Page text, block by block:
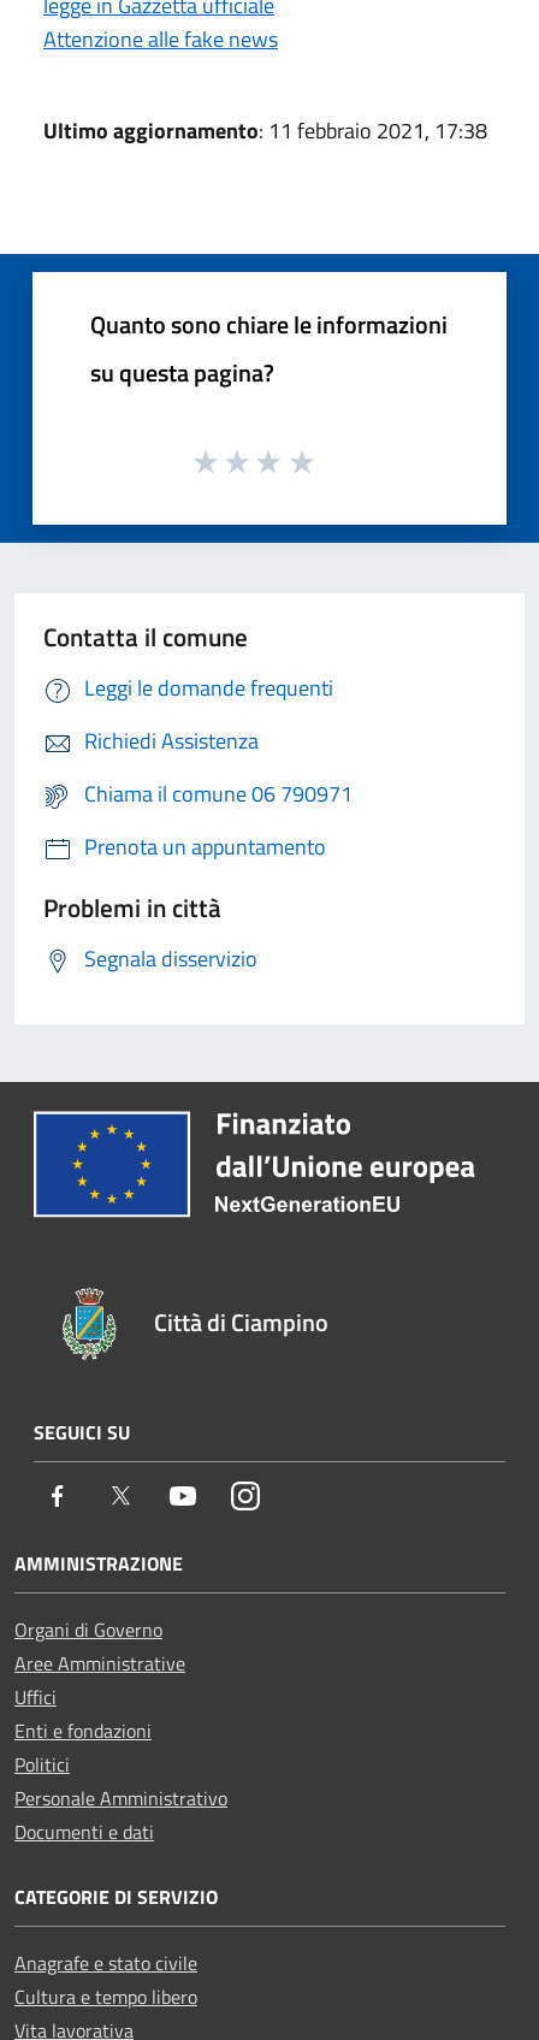
Attenzione alle fake news
Ultimo aggiornamento: 11 febbraio 2021, 17:38
Quanto sono chiare le informazioni
su questa pagina?
Contatta il comune
Leggi le domande frequenti
Richiedi Assistenza
Chiama il comune 06 790971
Prenota un appuntamento
Problemi in città
Segnala disservizio
Città di Ciampino
SEGUICI SU
Facebook Twitter YoutubeInstagram
AMMINISTRAZIONE
Organi di Governo
Aree Amministrative
Uffici
Enti e fondazioni
Politici
Personale Amministrativo
Documenti e dati
CATEGORIE DI SERVIZIO
Anagrafe e stato civile
Cultura e tempo libero
Vita lavorativa